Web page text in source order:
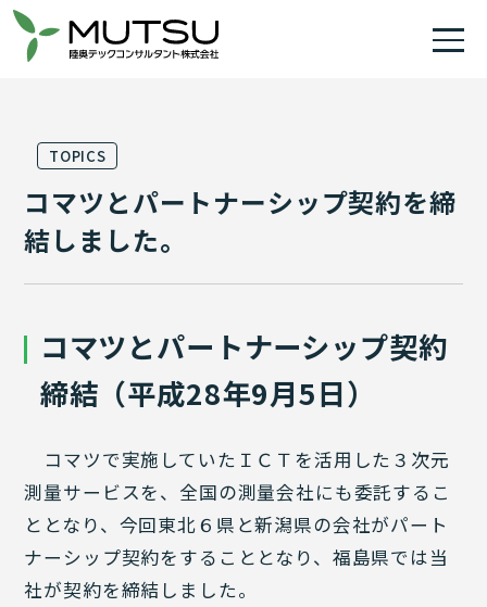
TOPICS
コマツとパートナーシップ契約を締
結しました。
コマツとパートナーシップ契約
締結（平成28年9月5日）
コマツで実施していたＩＣＴを活用した３次元
測量サービスを、全国の測量会社にも委託するこ
ととなり、今回東北６県と新潟県の会社がパート
ナーシップ契約をすることとなり、福島県では当
社が契約を締結しました。